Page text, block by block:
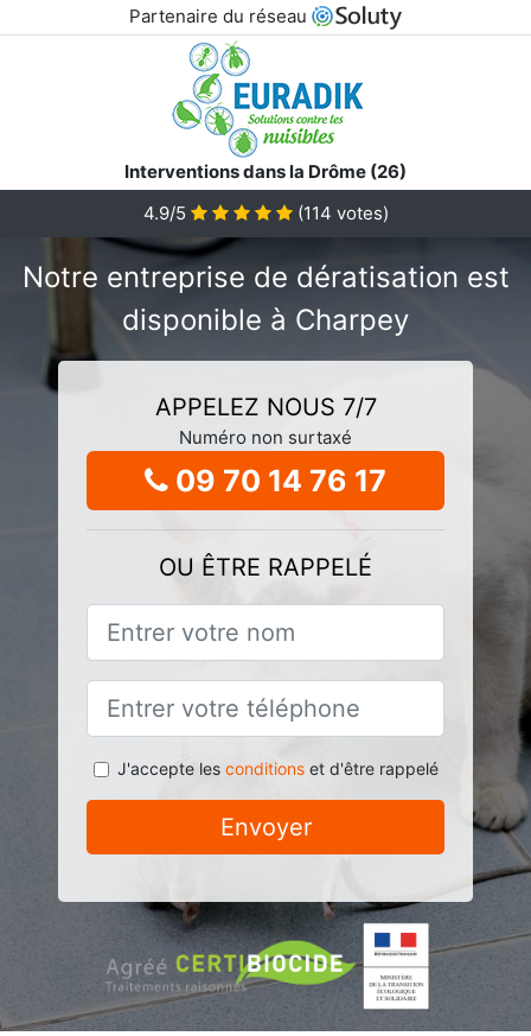
Partenaire du réseau
Interventions dans la Drôme (26)
4.9/5
(114 votes)
Notre entreprise de dératisation est
disponible à Charpey
APPELEZ NOUS 7/7
Numéro non surtaxé
09 70 14 76 17
OU ÊTRE RAPPELÉ
J'accepte les conditionset d'être rappelé
Envoyer